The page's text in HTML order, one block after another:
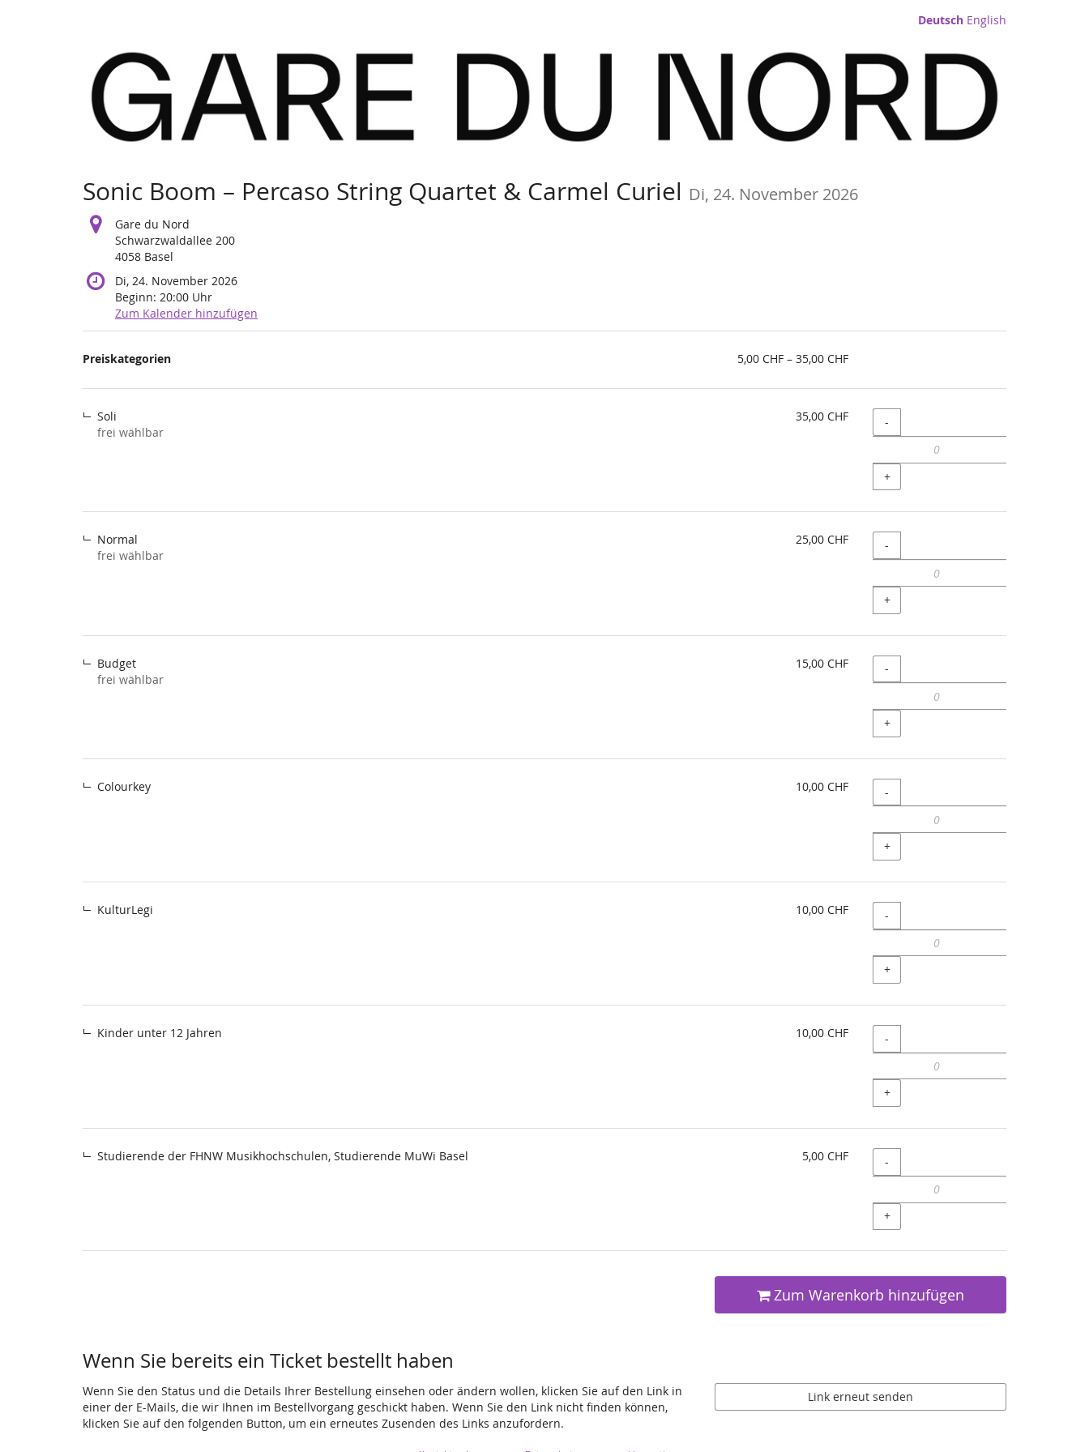
Deutsch English
Sonic Boom – Percaso String Quartet & Carmel Curiel Di, 24. November 2026
Gare du Nord
Schwarzwaldallee 200
4058 Basel
Di, 24. November 2026
Beginn: 20:00 Uhr
Zum Kalender hinzufügen
Produkte
Preiskategorien
von
bis
5,00 CHF – 35,00 CHF
Soli
frei wählbar
35,00 CHF Menge
-
+
Normal
frei wählbar
25,00 CHF Menge
-
+
Budget
frei wählbar
15,00 CHF Menge
-
+
Colourkey 10,00 CHF Menge
-
+
KulturLegi 10,00 CHF Menge
-
+
Kinder unter 12 Jahren 10,00 CHF Menge
-
+
Studierende der FHNW Musikhochschulen, Studierende MuWi Basel 5,00 CHF Menge
-
+
Zum Warenkorb hinzufügen
Wenn Sie bereits ein Ticket bestellt haben
Wenn Sie den Status und die Details Ihrer Bestellung einsehen oder ändern wollen, klicken Sie auf den Link in
einer der E-Mails, die wir Ihnen im Bestellvorgang geschickt haben. Wenn Sie den Link nicht finden können,
klicken Sie auf den folgenden Button, um ein erneutes Zusenden des Links anzufordern.
Link erneut senden